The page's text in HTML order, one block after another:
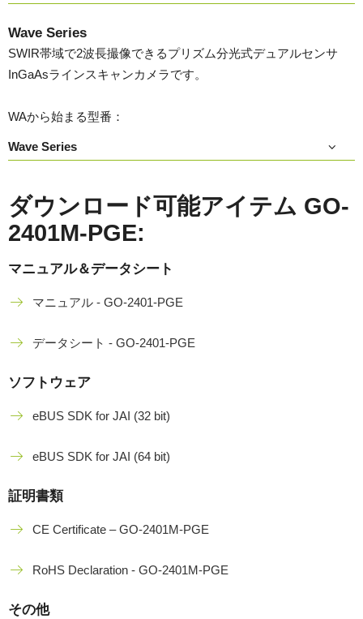
Wave Series
SWIR帯域で2波長撮像できるプリズム分光式デュアルセンサ
InGaAsラインスキャンカメラです。
WAから始まる型番：
Wave Series
ダウンロード可能アイテム GO-
2401M-PGE:
マニュアル＆データシート
マニュアル - GO-2401-PGE
データシート - GO-2401-PGE
ソフトウェア
eBUS SDK for JAI (32 bit)
eBUS SDK for JAI (64 bit)
証明書類
CE Certificate – GO-2401M-PGE
RoHS Declaration - GO-2401M-PGE
その他